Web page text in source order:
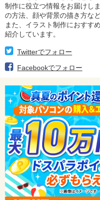
制作に役立つ情報をお届けし
の方法、顔や背景の描き方な
また、イラスト制作におすす
紹介しています。
Twitterでフォロー
Facebookでフォロー